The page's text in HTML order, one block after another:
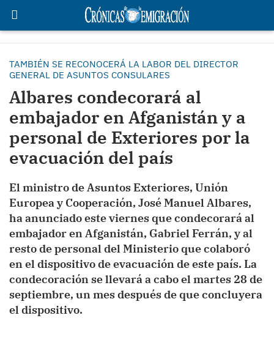
TAMBIÉN SE RECONOCERÁ LA LABOR DEL DIRECTOR
GENERAL DE ASUNTOS CONSULARES
Albares condecorará al
embajador en Afganistán y a
personal de Exteriores por la
evacuación del país
El ministro de Asuntos Exteriores, Unión
Europea y Cooperación, José Manuel Albares,
ha anunciado este viernes que condecorará al
embajador en Afganistán, Gabriel Ferrán, y al
resto de personal del Ministerio que colaboró
en el dispositivo de evacuación de este país. La
condecoración se llevará a cabo el martes 28 de
septiembre, un mes después de que concluyera
el dispositivo.